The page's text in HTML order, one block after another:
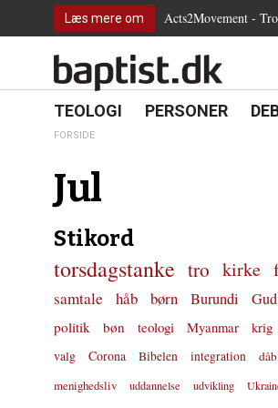
Læs mere om Acts2Movement -
18.0:
TEOLOGI 19.0:
PERSONER
FORSIDE
Jul
Stikord
torsdagstanke tro kirke
samtale håb børn Burundi Gud
politik
bøn teologi Myanmar krig
valg
Corona Bibelen integration dåb
menighedsliv
uddannelse udvikling